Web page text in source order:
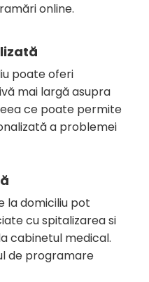
online.
poate oferi
mai largă asupra
ce poate permite
a problemei
la domiciliu pot
cu spitalizarea si
cabinetul medical.
de programare